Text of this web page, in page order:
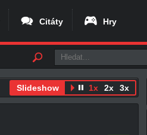
Citáty Hry
Slideshow 1x 2x 3x